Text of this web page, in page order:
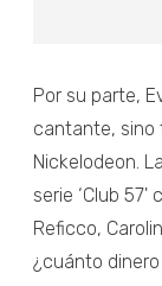
Por su parte,
cantante, sino
Nickelodeon.
serie ‘Club 57'
Reficco,
¿cuánto